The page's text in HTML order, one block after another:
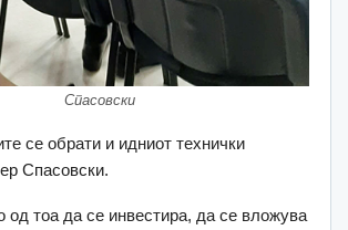
Спасовски
се обрати и идниот технички
Спасовски.
од тоа да се инвестира, да се вложува